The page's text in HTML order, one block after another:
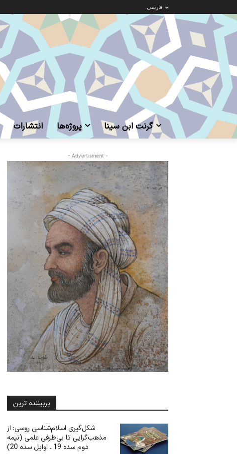
فارسی
انتشارات پروژه‌ها گرنت ابن‌ سینا
- Advertisment -
پربیننده ترین
شکل‌گیری اسلام‌شناسی روسی: از
مذهب‌گرایی تا بی‌‌‌طرفی علمی (نیمه
دوم سده 19 ـ اوایل سده 20)